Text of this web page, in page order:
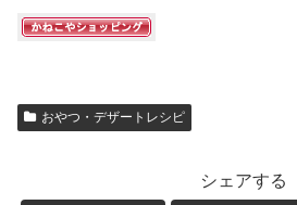
おやつ・デザートレシピ
シェアする